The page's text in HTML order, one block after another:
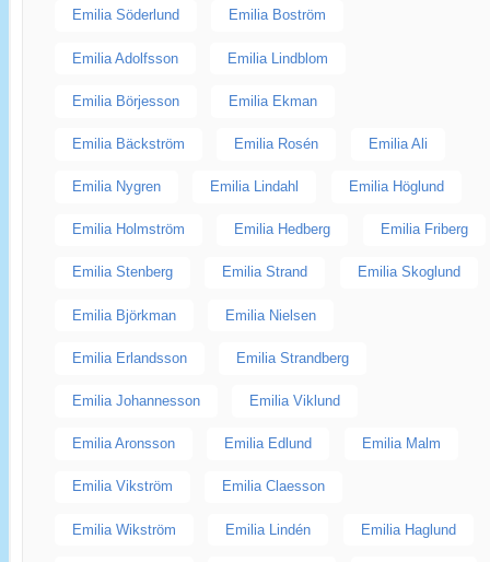
Emilia Söderlund Emilia Boström
Emilia Adolfsson Emilia Lindblom
Emilia Börjesson Emilia Ekman
Emilia Bäckström Emilia Rosén Emilia Ali
Emilia Nygren Emilia Lindahl Emilia Höglund
Emilia Holmström Emilia Hedberg Emilia Friberg
Emilia Stenberg Emilia Strand Emilia Skoglund
Emilia Björkman Emilia Nielsen
Emilia Erlandsson Emilia Strandberg
Emilia Johannesson Emilia Viklund
Emilia Aronsson Emilia Edlund Emilia Malm
Emilia Vikström Emilia Claesson
Emilia Wikström Emilia Lindén Emilia Haglund